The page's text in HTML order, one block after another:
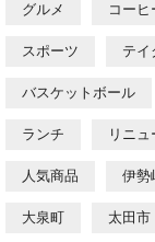
グルメ コーヒ
スポーツ テイ
バスケットボール
ランチ リニ
人気商品 伊勢
大泉町 太田市